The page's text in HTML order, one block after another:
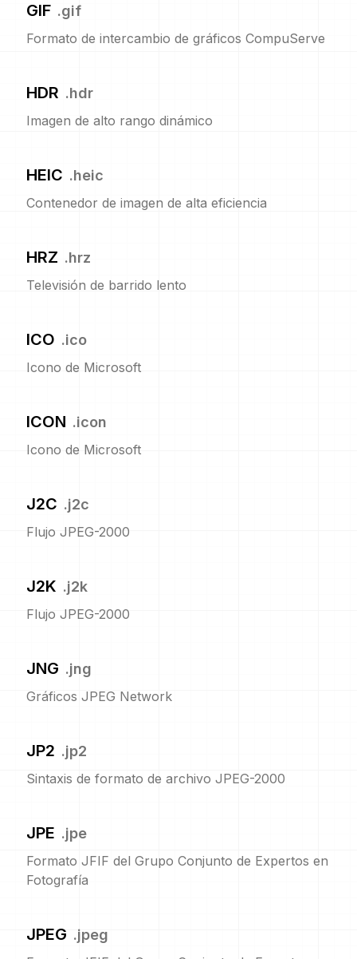
GIF .gif
Formato de intercambio de gráficos CompuServe
HDR .hdr
Imagen de alto rango dinámico
HEIC .heic
Contenedor de imagen de alta eficiencia
HRZ .hrz
Televisión de barrido lento
ICO .ico
Icono de Microsoft
ICON .icon
Icono de Microsoft
J2C .j2c
Flujo JPEG-2000
J2K .j2k
Flujo JPEG-2000
JNG .jng
Gráficos JPEG Network
JP2 .jp2
Sintaxis de formato de archivo JPEG-2000
JPE .jpe
Formato JFIF del Grupo Conjunto de Expertos en
Fotografía
JPEG .jpeg